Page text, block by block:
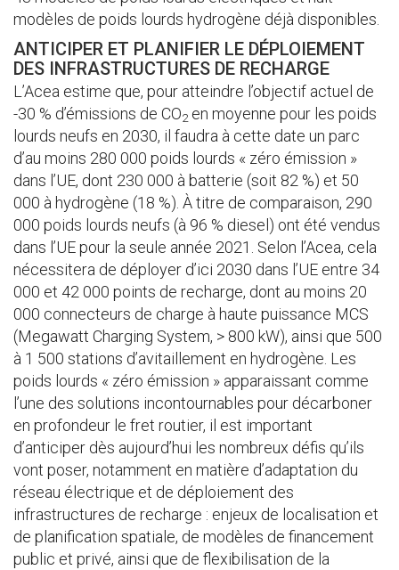
modèles de poids lourds hydrogène déjà disponibles.
ANTICIPER ET PLANIFIER LE DÉPLOIEMENT
DES INFRASTRUCTURES DE RECHARGE
L’Acea estime que, pour atteindre l’objectif actuel de
-30 % d’émissions de CO2 en moyenne pour les poids
lourds neufs en 2030, il faudra à cette date un parc
d’au moins 280 000 poids lourds « zéro émission »
dans l’UE, dont 230 000 à batterie (soit 82 %) et 50
000 à hydrogène (18 %). À titre de comparaison, 290
000 poids lourds neufs (à 96 % diesel) ont été vendus
dans l’UE pour la seule année 2021. Selon l’Acea, cela
nécessitera de déployer d’ici 2030 dans l’UE entre 34
000 et 42 000 points de recharge, dont au moins 20
000 connecteurs de charge à haute puissance MCS
(Megawatt Charging System, > 800 kW), ainsi que 500
à 1 500 stations d’avitaillement en hydrogène. Les
poids lourds « zéro émission » apparaissant comme
l’une des solutions incontournables pour décarboner
en profondeur le fret routier, il est important
d’anticiper dès aujourd’hui les nombreux défis qu’ils
vont poser, notamment en matière d’adaptation du
réseau électrique et de déploiement des
infrastructures de recharge : enjeux de localisation et
de planification spatiale, de modèles de financement
public et privé, ainsi que de flexibilisation de la